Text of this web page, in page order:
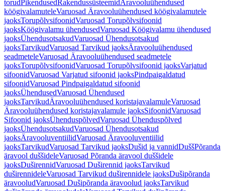
torudPikendusedRakendussüsteemidÄravooluühendused
köögivalamuteleVaruosad Äravooluühendused köögivalamutele
jaoksTorupõlvsifoonidVaruosad Torupõlvsifoonid
jaoksKöögivalamu ühendusedVaruosad Köögivalamu ühendused
jaoksÜhendusotsakudVaruosad Ühendusotsakud
jaoksTarvikudVaruosad Tarvikud jaoksÄravooluühendused
seadmeteleVaruosad Äravooluühendused seadmetele
jaoksTorupõlvsifoonidVaruosad Torupõlvsifoonid jaoksVarjatud
sifoonidVaruosad Varjatud sifoonid jaoksPindpaigaldatud
sifoonidVaruosad Pindpaigaldatud sifoonid
jaoksÜhendusedVaruosad Ühendused
jaoksTarvikudÄravooluühendused koristajavalamuleVaruosad
Äravooluühendused koristajavalamule jaoksSifoonidVaruosad
Sifoonid jaoksÜhenduspõlvedVaruosad Ühenduspõlved
jaoksÜhendusotsakudVaruosad Ühendusotsakud
jaoksÄravooluventiilidVaruosad Äravooluventiilid
jaoksTarvikudVaruosad Tarvikud jaoksDušid ja vannidDuššPõranda
äravool duššideleVaruosad Põranda äravool duššidele
jaoksDuširennidVaruosad Duširennid jaoksTarvikud
duširennideleVaruosad Tarvikud duširennidele jaoksDušipõranda
äravooludVaruosad Dušipõranda äravoolud jaoksTarvikud